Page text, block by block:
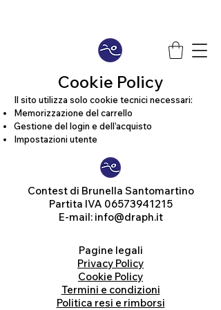
Cookie Policy
Il sito utilizza solo cookie tecnici necessari:
Memorizzazione del carrello
Gestione del login e dell’acquisto
Impostazioni utente
Contest di Brunella Santomartino
Partita IVA 06573941215
E-mail: info@draph.it
Pagine legali
Privacy Policy
Cookie Policy
Termini e condizioni
Politica resi e rimborsi